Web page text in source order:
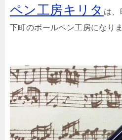
ペン工房キリタ は、
下町のボールペン工房になりま